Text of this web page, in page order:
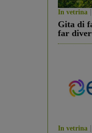
In vetrina
Gita di
far
In vetrina